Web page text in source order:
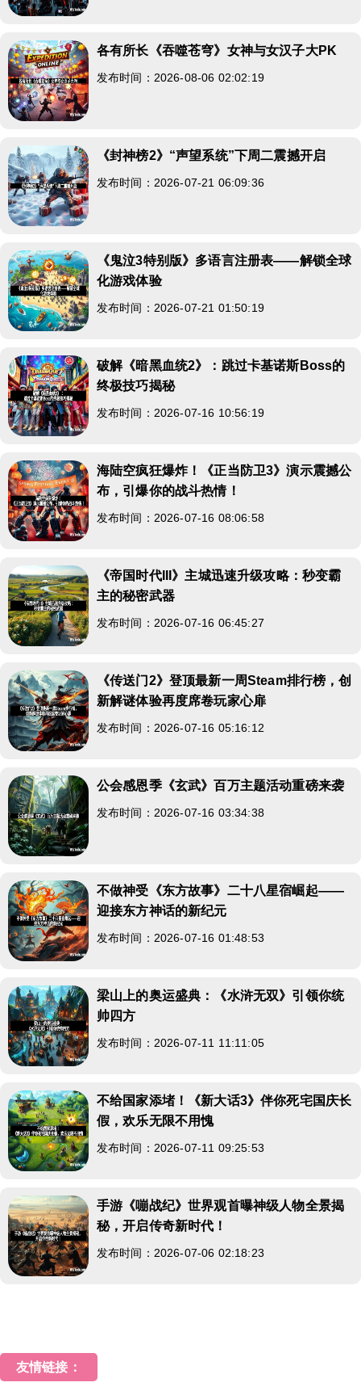
各有所长《吞噬苍穹》女神与女汉子大PK
发布时间：2026-08-06 02:02:19
《封神榜2》“声望系统”下周二震撼开启
发布时间：2026-07-21 06:09:36
《鬼泣3特别版》多语言注册表——解锁全球
化游戏体验
发布时间：2026-07-21 01:50:19
破解《暗黑血统2》：跳过卡基诺斯Boss的
终极技巧揭秘
发布时间：2026-07-16 10:56:19
海陆空疯狂爆炸！《正当防卫3》演示震撼公
布，引爆你的战斗热情！
发布时间：2026-07-16 08:06:58
《帝国时代III》主城迅速升级攻略：秒变霸
主的秘密武器
发布时间：2026-07-16 06:45:27
《传送门2》登顶最新一周Steam排行榜，创
新解谜体验再度席卷玩家心扉
发布时间：2026-07-16 05:16:12
公会感恩季《玄武》百万主题活动重磅来袭
发布时间：2026-07-16 03:34:38
不做神受《东方故事》二十八星宿崛起——
迎接东方神话的新纪元
发布时间：2026-07-16 01:48:53
梁山上的奥运盛典：《水浒无双》引领你统
帅四方
发布时间：2026-07-11 11:11:05
不给国家添堵！《新大话3》伴你死宅国庆长
假，欢乐无限不用愧
发布时间：2026-07-11 09:25:53
手游《嘣战纪》世界观首曝神级人物全景揭
秘，开启传奇新时代！
发布时间：2026-07-06 02:18:23
友情链接：